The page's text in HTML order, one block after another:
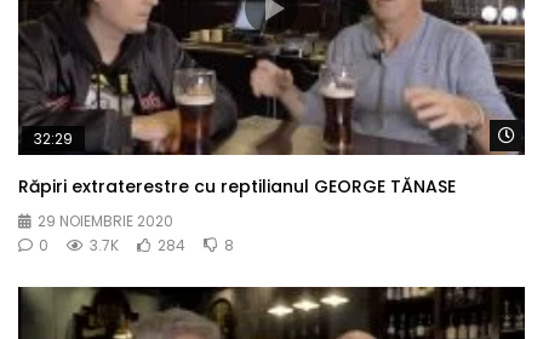
32:29
Răpiri extraterestre cu reptilianul GEORGE TĂNASE
29 NOIEMBRIE 2020
0
3.7K 284 8